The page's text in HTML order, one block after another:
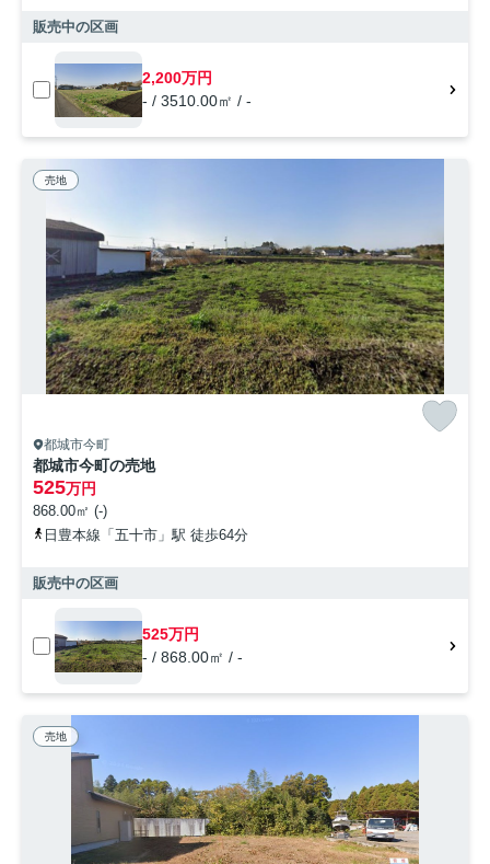
販売中の区画
2,200万円
- / 3510.00㎡ / -
売地
都城市今町
都城市今町の売地
525万円
868.00㎡ (-)
日豊本線「五十市」駅 徒歩64分
販売中の区画
525万円
- / 868.00㎡ / -
売地